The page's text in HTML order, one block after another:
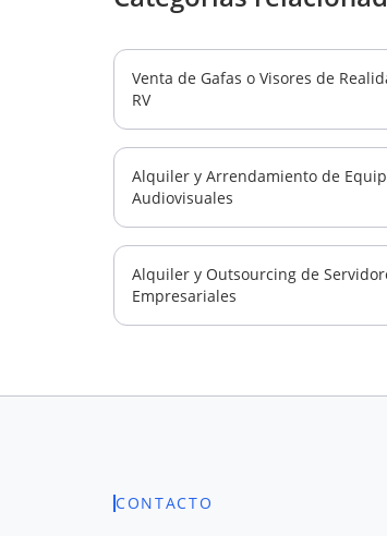
Venta de Gafas o Visores de
RV
Alquiler y Arrendamiento de
Audiovisuales
Alquiler y Outsourcing de
Empresariales
CONTACTO